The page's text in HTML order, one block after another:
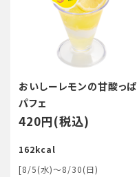
おいしーレモンの甘酸っぱ
パフェ
420円(税込)
162kcal
[8/5(水)～8/30(日)